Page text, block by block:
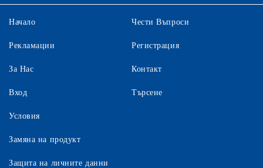
Начало
Рекламации
За Нас
Вход
Чести Въпроси
Регистрация
Контакт
Търсене
Условия
Замяна на продукт
Защита на личните данни